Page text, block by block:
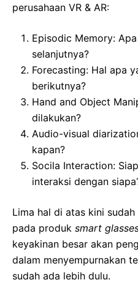
perusahaan VR & AR:
Episodic Memory:
selanjutnya?
Forecasting: Hal apa
berikutnya?
Hand and Object
dilakukan?
Audio-visual
kapan?
Socila Interaction:
interaksi dengan
Lima hal di atas kini
pada produk smart
keyakinan besar akan
dalam menyempurnakan
sudah ada lebih dulu.